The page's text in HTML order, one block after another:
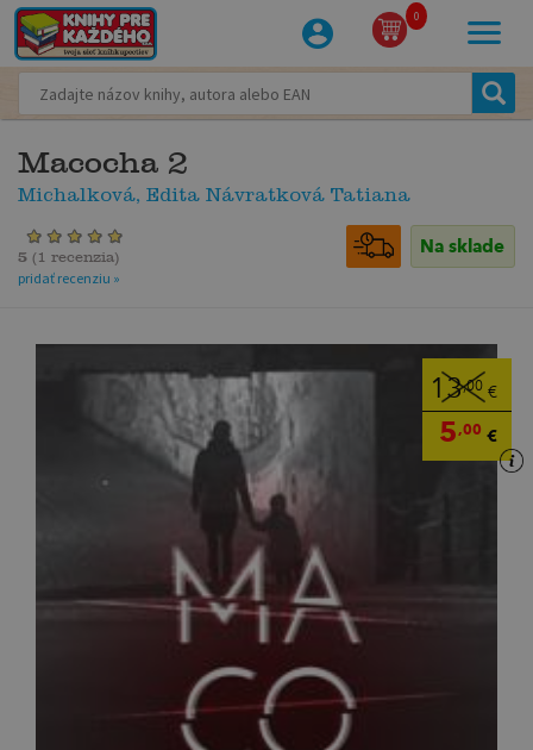
0
Macocha 2
Michalková, Edita Návratková Tatiana
Na sklade
5 ( 1 recenzia)
pridať recenziu »
13,00 €
5,00 €